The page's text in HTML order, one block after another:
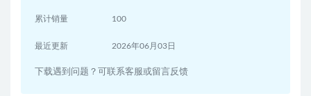
累计销量 100
最近更新 2026年06月03日
下载遇到问题？可联系客服或留言反馈